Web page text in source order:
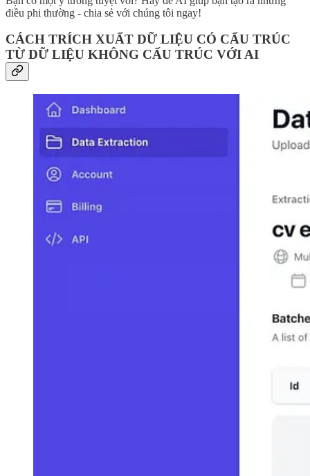
điều phi thường - chia sẻ với chúng tôi ngay!
CÁCH TRÍCH XUẤT DỮ LIỆU CÓ CẤU TRÚC
TỪ DỮ LIỆU KHÔNG CẤU TRÚC VỚI AI